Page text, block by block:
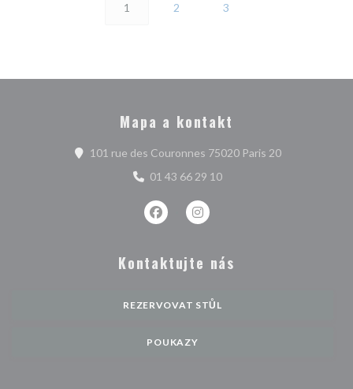
1 2 3
Mapa a kontakt
101 rue des Couronnes 75020 Paris 20((otevře se v
01 43 66 29 10
Facebook ((otevře se v novém okně))
Instagram ((otevře se v
Kontaktujte nás
REZERVOVAT STŮL
POUKAZY